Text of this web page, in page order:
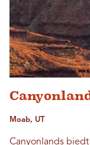
Moab, UT
Canyonlands